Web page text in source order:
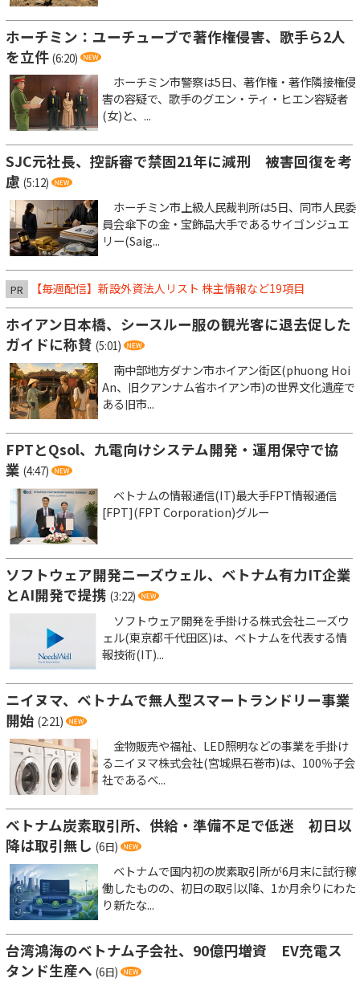
ホーチミン：ユーチューブで著作権侵害、歌手ら2人
を立件 (6:20)
ホーチミン市警察は5日、著作権・著作隣接権侵
害の容疑で、歌手のグエン・ティ・ヒエン容疑者
(女)と、...
SJC元社長、控訴審で禁固21年に減刑 被害回復を考
慮 (5:12)
ホーチミン市上級人民裁判所は5日、同市人民委
員会傘下の金・宝飾品大手であるサイゴンジュエ
リー(Saig...
PR 【毎週配信】新設外資法人リスト 株主情報など19項目
ホイアン日本橋、シースルー服の観光客に退去促した
ガイドに称賛 (5:01)
南中部地方ダナン市ホイアン街区(phuong Hoi
An、旧クアンナム省ホイアン市)の世界文化遺産で
ある旧市...
FPTとQsol、九電向けシステム開発・運用保守で協
業 (4:47)
ベトナムの情報通信(IT)最大手FPT情報通信
[FPT](FPT Corporation)グルー
ソフトウェア開発ニーズウェル、ベトナム有力IT企業
とAI開発で提携 (3:22)
ソフトウェア開発を手掛ける株式会社ニーズウ
ェル(東京都千代田区)は、ベトナムを代表する情
報技術(IT)...
ニイヌマ、ベトナムで無人型スマートランドリー事業
開始 (2:21)
金物販売や福祉、LED照明などの事業を手掛け
るニイヌマ株式会社(宮城県石巻市)は、100％子会
社であるベ...
ベトナム炭素取引所、供給・準備不足で低迷 初日以
降は取引無し (6日)
ベトナムで国内初の炭素取引所が6月末に試行稼
働したものの、初日の取引以降、1か月余りにわた
り新たな...
台湾鴻海のベトナム子会社、90億円増資 EV充電ス
タンド生産へ (6日)